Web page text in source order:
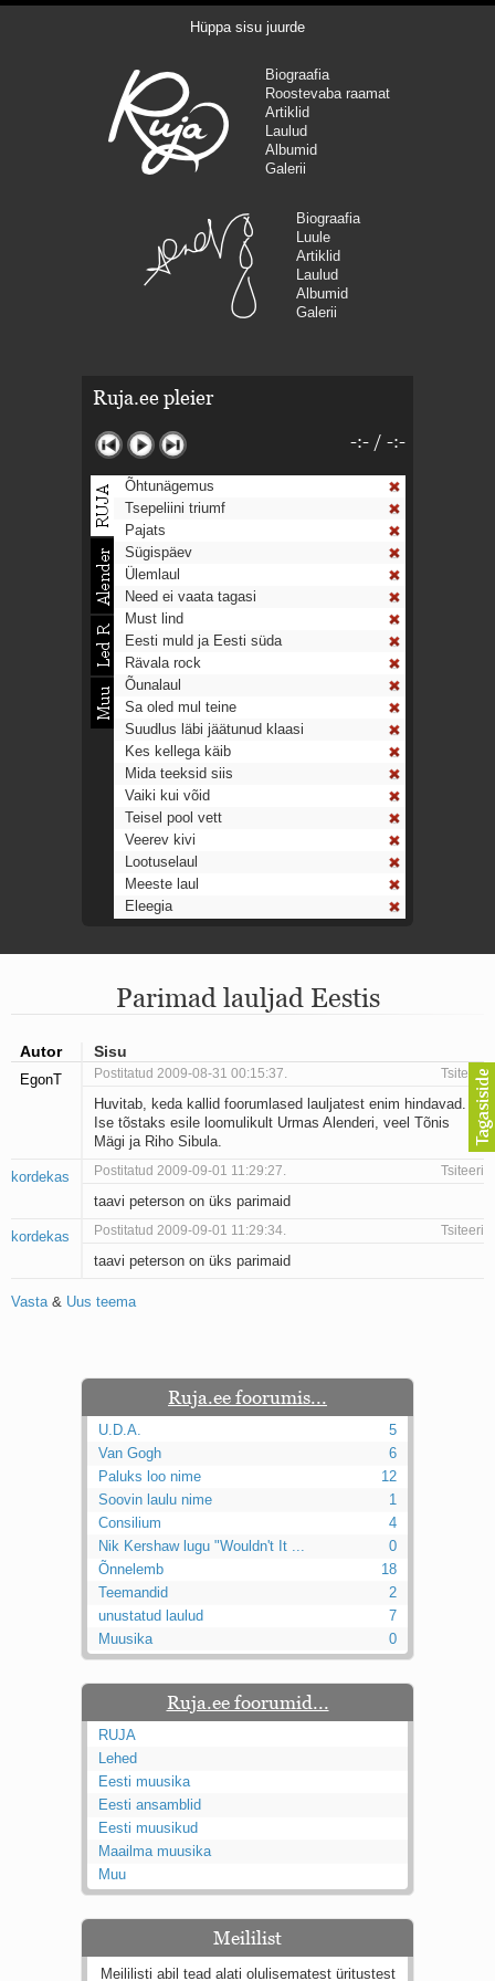
Hüppa sisu juurde
Biograafia
Roostevaba raamat
Artiklid
Laulud
Albumid
Galerii
Biograafia
Luule
Artiklid
Laulud
Albumid
Galerii
Ruja.ee pleier
-:- / -:-
Õhtunägemus
Tsepeliini triumf
Pajats
Sügispäev
Ülemlaul
Need ei vaata tagasi
Must lind
Eesti muld ja Eesti süda
Rävala rock
Õunalaul
Sa oled mul teine
Suudlus läbi jäätunud klaasi
Kes kellega käib
Mida teeksid siis
Vaiki kui võid
Teisel pool vett
Veerev kivi
Lootuselaul
Meeste laul
Eleegia
Ahtumine
Mu isamaa on minu arm
Ma mustas öös näen...
Aeg
Oota mind
Ih-ih-hii ja ah-ah-haa
Päikeselapsed
Laul võimalusest
Luigelaul
Nii vaikseks kõik on jäänud
Ei mullast
Avanemine
Laul teost
Perekondlik
Kassimäng
Läänemere lained
Üle müüri
Valgusemaastikud
Kaks pihtimust
Ahtumine
Braueri lint
Parimad lauljad Eestis
Autor Sisu
EgonT Postitatud 2009-08-31 00:15:37. Tsiteeri
Huvitab, keda kallid foorumlased lauljatest enim hindavad.
Ise tõstaks esile loomulikult Urmas Alenderi, veel Tõnis
Mägi ja Riho Sibula.
kordekas Postitatud 2009-09-01 11:29:27. Tsiteeri
taavi peterson on üks parimaid
kordekas Postitatud 2009-09-01 11:29:34. Tsiteeri
taavi peterson on üks parimaid
Vasta& Uus teema
Ruja.ee foorumis...
U.D.A.
5
Van Gogh
6
Paluks loo nime
12
Soovin laulu nime
1
Consilium
4
Nik Kershaw lugu "Wouldn't It ...
0
Õnnelemb
18
Teemandid
2
unustatud laulud
7
Muusika
0
Ruja.ee foorumid...
RUJA
Lehed
Eesti muusika
Eesti ansamblid
Eesti muusikud
Maailma muusika
Muu
Meililist
Meililisti abil tead alati olulisematest üritustest